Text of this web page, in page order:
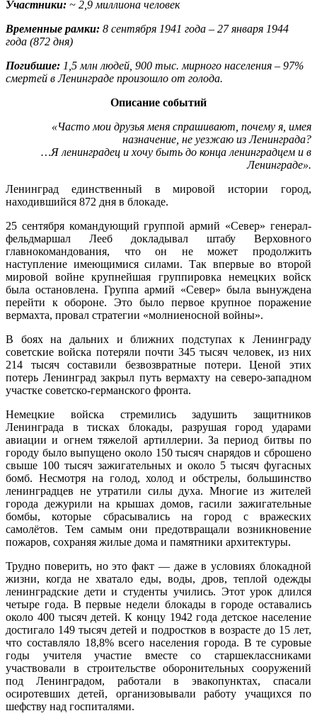
Участники: ~ 2,9 миллиона человек
Временные рамки: 8 сентября 1941 года – 27 января 1944
года (872 дня)
Погибшие: 1,5 млн людей, 900 тыс. мирного населения – 97%
смертей в Ленинграде произошло от голода.
Описание событий
«Часто мои друзья меня спрашивают, почему я, имея
назначение, не уезжаю из Ленинграда?
…Я ленинградец и хочу быть до конца ленинградцем и в
Ленинграде».
Ленинград единственный в мировой истории город,
находившийся 872 дня в блокаде.
25 сентября командующий группой армий «Север» генерал-
фельдмаршал Лееб докладывал штабу Верховного
главнокомандования, что он не может продолжить
наступление имеющимися силами. Так впервые во второй
мировой войне крупнейшая группировка немецких войск
была остановлена. Группа армий «Север» была вынуждена
перейти к обороне. Это было первое крупное поражение
вермахта, провал стратегии «молниеносной войны».
В боях на дальних и ближних подступах к Ленинграду
советские войска потеряли почти 345 тысяч человек, из них
214 тысяч составили безвозвратные потери. Ценой этих
потерь Ленинград закрыл путь вермахту на северо-западном
участке советско-германского фронта.
Немецкие войска стремились задушить защитников
Ленинграда в тисках блокады, разрушая город ударами
авиации и огнем тяжелой артиллерии. За период битвы по
городу было выпущено около 150 тысяч снарядов и сброшено
свыше 100 тысяч зажигательных и около 5 тысяч фугасных
бомб. Несмотря на голод, холод и обстрелы, большинство
ленинградцев не утратили силы духа. Многие из жителей
города дежурили на крышах домов, гасили зажигательные
бомбы, которые сбрасывались на город с вражеских
самолётов. Тем самым они предотвращали возникновение
пожаров, сохраняя жилые дома и памятники архитектуры.
Трудно поверить, но это факт — даже в условиях блокадной
жизни, когда не хватало еды, воды, дров, теплой одежды
ленинградские дети и студенты учились. Этот урок длился
четыре года. В первые недели блокады в городе оставались
около 400 тысяч детей. К концу 1942 года детское население
достигало 149 тысяч детей и подростков в возрасте до 15 лет,
что составляло 18,8% всего населения города. В те суровые
годы учителя участие вместе со старшеклассниками
участвовали в строительстве оборонительных сооружений
под Ленинградом, работали в эвакопунктах, спасали
осиротевших детей, организовывали работу учащихся по
шефству над госпиталями.